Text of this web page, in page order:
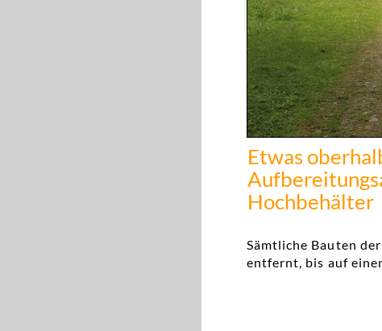
Etwas
Hochbehälter
Sämtliche Bauten
entfernt, bis auf